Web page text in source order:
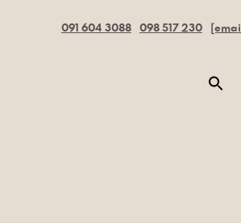
091 604 3088 098 517 230